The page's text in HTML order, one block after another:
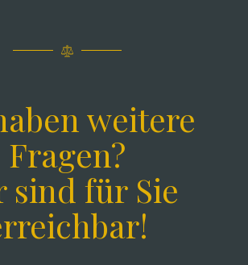
weitere
Fragen?
sind für Sie